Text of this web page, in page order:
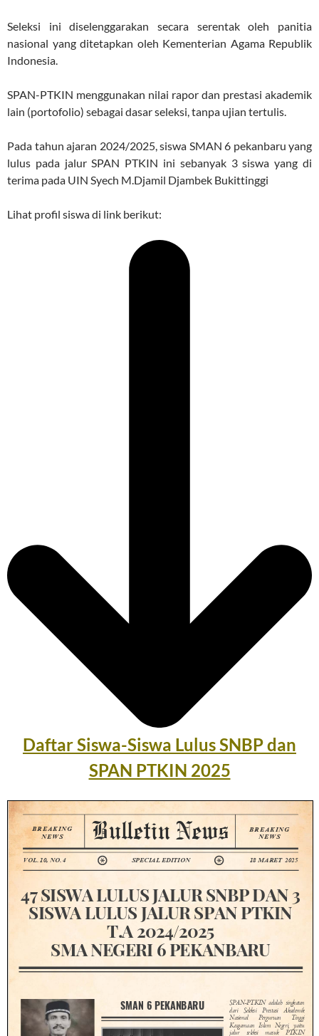
Seleksi ini diselenggarakan secara serentak oleh panitia
nasional yang ditetapkan oleh Kementerian Agama Republik
Indonesia.
SPAN-PTKIN menggunakan nilai rapor dan prestasi akademik
lain (portofolio) sebagai dasar seleksi, tanpa ujian tertulis.
Pada tahun ajaran 2024/2025, siswa SMAN 6 pekanbaru yang
lulus pada jalur SPAN PTKIN ini sebanyak 3 siswa yang di
terima pada UIN Syech M.Djamil Djambek Bukittinggi
Lihat profil siswa di link berikut:
Daftar Siswa-Siswa Lulus SNBP dan
SPAN PTKIN 2025